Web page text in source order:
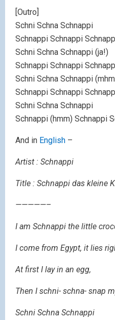
[Outro]
Schni Schna Schnappi
Schnappi Schnappi
Schni Schna Schnappi (ja!)
Schnappi Schnappi
Schni Schna Schnappi
Schnappi Schnappi
Schni Schna Schnappi
Schnappi (hmm) Schnappi
And in English –
Artist : Schnappi
Title : Schnappi das kleine
—————–
I am Schnappi the little
I come from Egypt, it lies
At first I lay in an egg,
Then I schni- schna- snap
Schni Schna Schnappi